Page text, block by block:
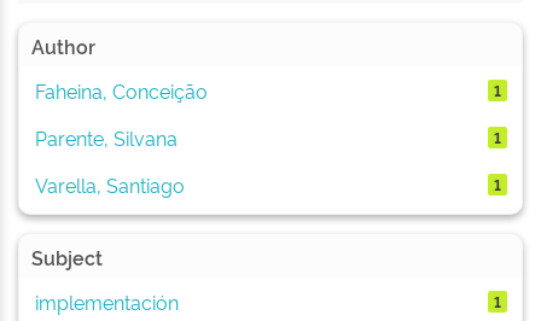
Author
Faheina, Conceição
1
Parente, Silvana 1
Varella, Santiago 1
Subject
implementación
1